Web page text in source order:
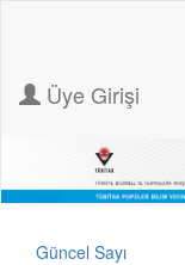
Üye Girişi
Güncel Sayı